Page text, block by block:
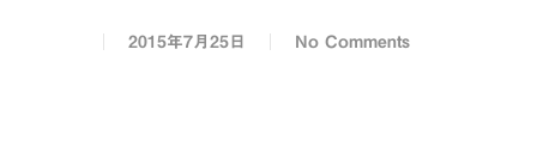
2015年7月25日 No Comments